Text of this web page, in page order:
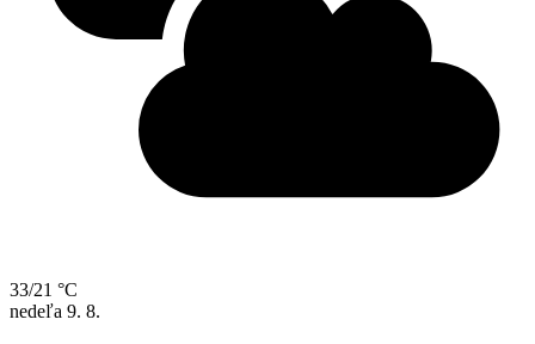
33/21 °C
nedeľa 9. 8.